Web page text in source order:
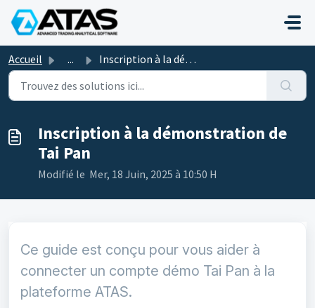
Passer au contenu principal
Accueil ... Inscription à la démonstration de Tai Pan
Inscription à la démonstration de
Tai Pan
Modifié le Mer, 18 Juin, 2025 à 10:50 H
Ce guide est conçu pour vous aider à
connecter un compte démo Tai Pan à la
plateforme ATAS.